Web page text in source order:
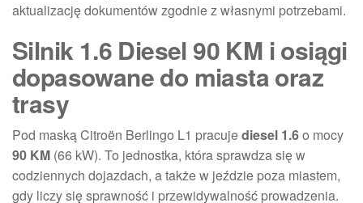
aktualizację dokumentów zgodnie z własnymi potrzebami.
Silnik 1.6 Diesel 90 KM i osiągi
dopasowane do miasta oraz
trasy
Pod maską Citroën Berlingo L1 pracujediesel 1.6o mocy
90 KM (66 kW). To jednostka, która sprawdza się w
codziennych dojazdach, a także w jeździe poza miastem,
gdy liczy się sprawność i przewidywalność prowadzenia.